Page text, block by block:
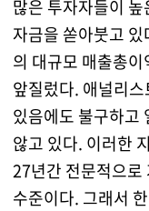
많은 투자자들이
자금을 쏟아붓고
의 대규모 매출총
앞질렀다. 애널리
있음에도 불구하고
않고 있다. 이러한
27년간 전문적으로
수준이다. 그래서